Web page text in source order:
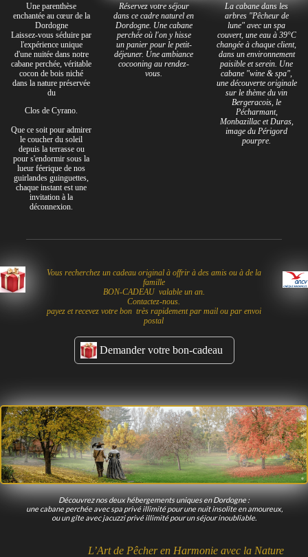
Une parenthèse
enchantée au cœur de la
Dordogne
Laissez-vous séduire par
l'expérience unique
d'une nuitée dans notre
cabane perchée, véritable
cocon de bois niché
dans la nature préservée
du
Clos de Cyrano.
Que ce soit pour admirer
le coucher du soleil
depuis la terrasse ou
pour s'endormir sous la
lueur féerique de nos
guirlandes guinguettes,
chaque instant est une
invitation à la
déconnexion.
Réservez votre séjour
dans ce cadre naturel en
Dordogne. Une cabane
perchée où l'on y hisse
un panier pour le petit-
déjeuner. Une ambiance
cocooning au rendez-
vous.
La cabane dans les
arbres "Pêcheur de
lune" avec un spa
couvert, une eau à 39°C
changée à chaque client,
dans un environnement
paisible et serein. Une
cabane "wine & spa",
une découverte originale
sur le thème du vin
Bergeracois, le
Pécharmant,
Monbazillac et Duras,
image du Périgord
pourpre.
Vous recherchez un cadeau original à offrir à des amis ou à de la
famille
BON-CADEAU valable un an.
Contactez-nous.
payez et recevez votre bon très rapidement par mail ou par envoi
postal
Demander votre bon-cadeau
Découvrez nos deux hébergements uniques en Dordogne :
une cabane perchée avec spa privé illimité pour une nuit insolite en amoureux,
ou un gîte avec jacuzzi privé illimité pour un séjour inoubliable.
L’Art de Pêcher en Harmonie avec la Nature